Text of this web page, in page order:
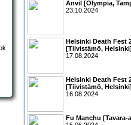
Anvil [Olympia,
23.10.2024
Helsinki Death Fest
[Tiivistämö, Helsinki]
17.08.2024
Helsinki Death Fest
[Tiivistämö, Helsinki]
16.08.2024
Fu Manchu [Tavara-